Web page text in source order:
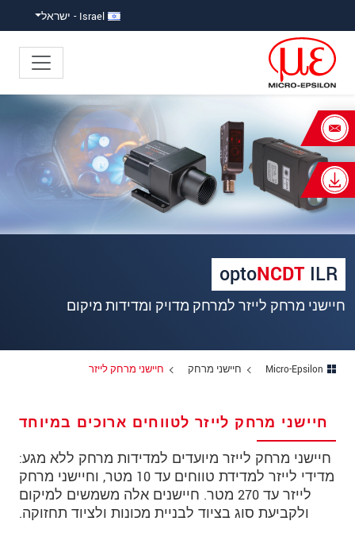
Israel - ישראל
optoNCDT ILR
חיישני מרחק לייזר למרחק מדויק ומדידות מיקום
Micro-Epsilon חיישני מרחק חיישני מרחק לייזר
חיישני מרחק לייזר לטווחים ארוכים במיוחד
חיישני מרחק לייזר מיועדים למדידות מרחק ללא מגע:
מדידי לייזר למדידת טווחים עד 10 מטר, וחיישני מרחק
לייזר עד 270 מטר. חיישנים אלה משמשים למיקום
ולקביעת סוג בציוד לבניית מכונות ולציוד תחזוקה.
×Your request for: חיישני מרחק לייזר
כותרת*
שם פרטי
שם משפחה*
שם חברה *
מיקוד
טלפון
כתובת דוא"ל*
ארץ*